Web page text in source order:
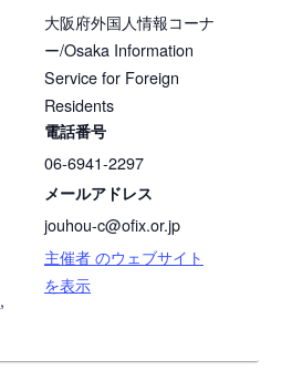
,
大阪府外国人情報コーナ
ー/Osaka Information
Service for Foreign
Residents
電話番号
06-6941-2297
メールアドレス
jouhou-c@ofix.or.jp
主催者 のウェブサイト
を表示